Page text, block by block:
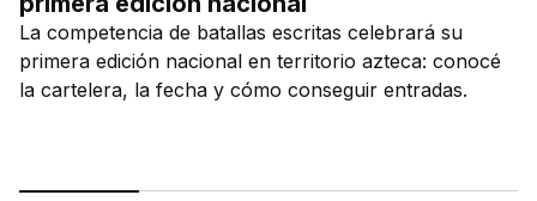
La competencia de batallas escritas celebrará su
primera edición nacional en territorio azteca: conocé
la cartelera, la fecha y cómo conseguir entradas.